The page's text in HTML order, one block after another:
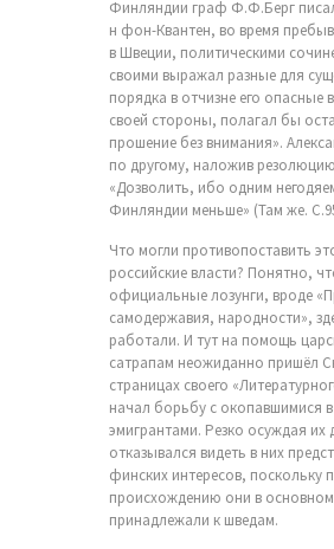
Финляндии граф Ф.Ф.Берг
н фон-Квантен, во время
в Швеции, политическими
своими выражал разные для
порядка в отчизне его опасные
своей стороны, полагал бы
прошение без внимания».
по другому, наложив
«Дозволить, ибо одним
Финляндии меньше» (Там же.
Что могли противопоставить
российские власти? Понятно,
официальные лозунги, вроде
самодержавия, народности»,
работали. И тут на помощь
сатрапам неожиданно пришёл
страницах своего
начал борьбу с окопавшимися
эмигрантами. Резко осуждая их
отказывался видеть в них
финских интересов, поскольку
происхождению они в основном
принадлежали к шведам.